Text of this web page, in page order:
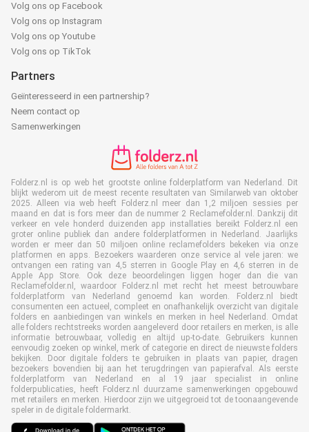
Volg ons op Facebook
Volg ons op Instagram
Volg ons op Youtube
Volg ons op TikTok
Partners
Geïnteresseerd in een partnership?
Neem contact op
Samenwerkingen
Folderz.nl is op web het grootste online folderplatform van Nederland. Dit
blijkt wederom uit de meest recente resultaten van Similarweb van oktober
2025. Alleen via web heeft Folderz.nl meer dan 1,2 miljoen sessies per
maand en dat is fors meer dan de nummer 2 Reclamefolder.nl. Dankzij dit
verkeer en vele honderd duizenden app installaties bereikt Folderz.nl een
groter online publiek dan andere folderplatformen in Nederland. Jaarlijks
worden er meer dan 50 miljoen online reclamefolders bekeken via onze
platformen en apps. Bezoekers waarderen onze service al vele jaren: we
ontvangen een rating van 4,5 sterren in Google Play en 4,6 sterren in de
Apple App Store. Ook deze beoordelingen liggen hoger dan die van
Reclamefolder.nl, waardoor Folderz.nl met recht het meest betrouwbare
folderplatform van Nederland genoemd kan worden. Folderz.nl biedt
consumenten een actueel, compleet en onafhankelijk overzicht van digitale
folders en aanbiedingen van winkels en merken in heel Nederland. Omdat
alle folders rechtstreeks worden aangeleverd door retailers en merken, is alle
informatie betrouwbaar, volledig en altijd up-to-date. Gebruikers kunnen
eenvoudig zoeken op winkel, merk of categorie en direct de nieuwste folders
bekijken. Door digitale folders te gebruiken in plaats van papier, dragen
bezoekers bovendien bij aan het terugdringen van papierafval. Als eerste
folderplatform van Nederland en al 19 jaar specialist in online
folderpublicaties, heeft Folderz.nl duurzame samenwerkingen opgebouwd
met retailers en merken. Hierdoor zijn we uitgegroeid tot de toonaangevende
speler in de digitale foldermarkt.